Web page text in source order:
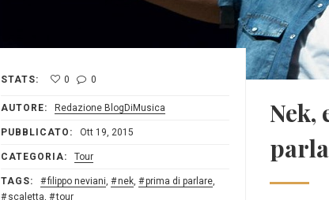
STATS: 0 0
AUTORE: Redazione BlogDiMusica
PUBBLICATO: Ott 19, 2015
CATEGORIA: Tour
TAGS: filippo neviani, nek, prima di parlare,
scaletta, tour
Nek,